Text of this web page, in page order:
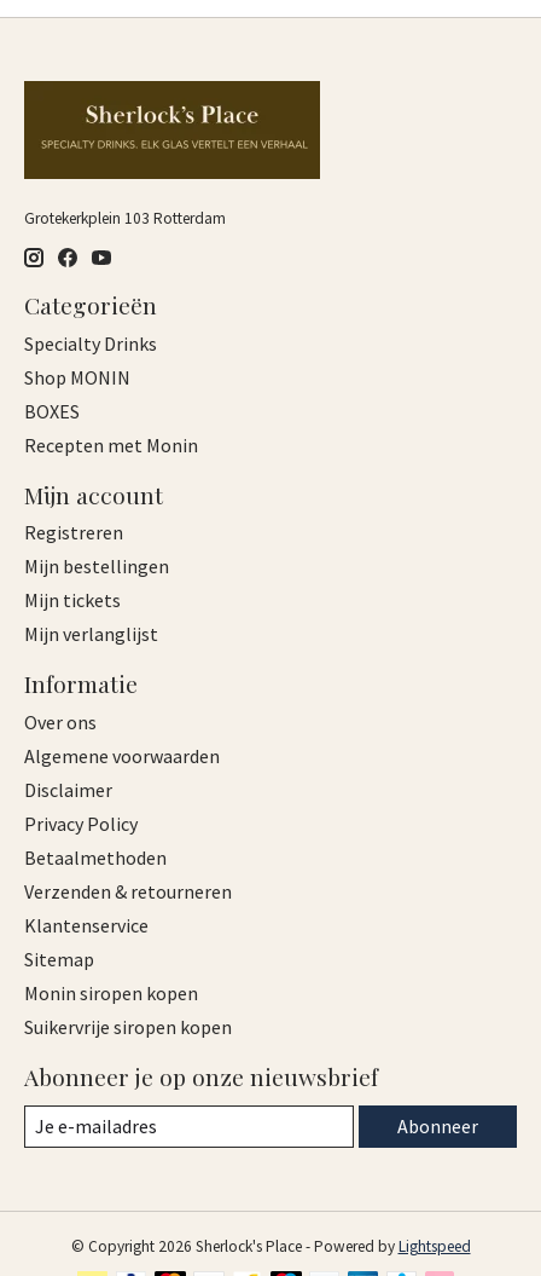
Grotekerkplein 103 Rotterdam
Categorieën
Specialty Drinks
Shop MONIN
BOXES
Recepten met Monin
Mijn account
Registreren
Mijn bestellingen
Mijn tickets
Mijn verlanglijst
Informatie
Over ons
Algemene voorwaarden
Disclaimer
Privacy Policy
Betaalmethoden
Verzenden & retourneren
Klantenservice
Sitemap
Monin siropen kopen
Suikervrije siropen kopen
Abonneer je op onze nieuwsbrief
Abonneer
© Copyright 2026 Sherlock's Place - Powered byLightspeed